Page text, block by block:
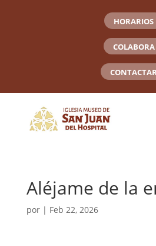
HORARIOS
COLABORA
Aléjame de la
por | Feb 22, 2026